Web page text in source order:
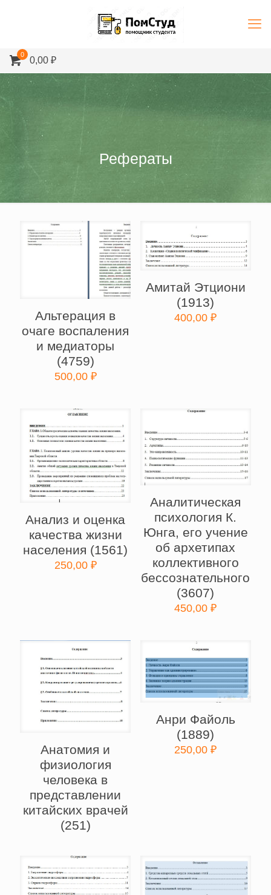
0
0,00 ₽
Рефераты
Альтерация в
очаге воспаления
и медиаторы
(4759)
500,00 ₽
Амитай Этциони
(1913)
400,00₽
Анализ и оценка
качества жизни
населения (1561)
250,00 ₽
Аналитическая
психология К.
Юнга, его учение
об архетипах
коллективного
бессознательного
(3607)
450,00₽
Анатомия и
физиология
человека в
представлении
китайских врачей
(251)
Анри Файоль
(1889)
250,00₽